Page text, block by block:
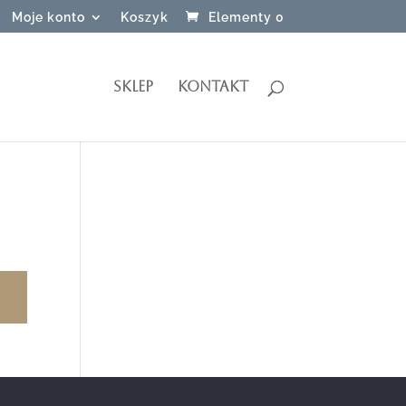
Moje konto Koszyk Elementy 0
SKLEP KONTAKT